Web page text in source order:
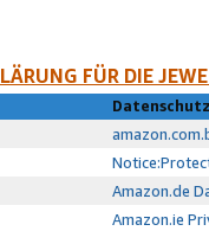
FÜR DIE
Amazon.de
Amazon.ie